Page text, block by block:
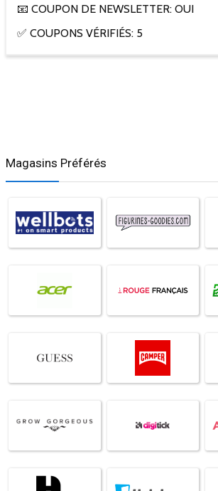
📧 COUPON DE NEWSLETTER: OUI
✅ COUPONS VÉRIFIÉS: 5
Magasins Préférés